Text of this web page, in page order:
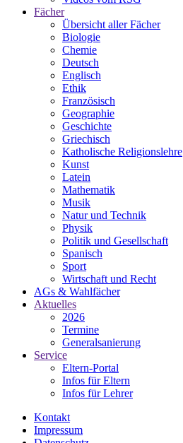
Fächer
Übersicht aller Fächer
Biologie
Chemie
Deutsch
Englisch
Ethik
Französisch
Geographie
Geschichte
Griechisch
Katholische Religionslehre
Kunst
Latein
Mathematik
Musik
Natur und Technik
Physik
Politik und Gesellschaft
Spanisch
Sport
Wirtschaft und Recht
AGs & Wahlfächer
Aktuelles
2026
Termine
Generalsanierung
Service
Eltern-Portal
Infos für Eltern
Infos für Lehrer
Kontakt
Impressum